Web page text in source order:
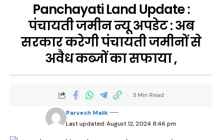
Panchayati Land Update :
पंचायती जमीन न्यू अपडेट : अब
सरकार करेगी पंचायती जमीनों से
अवैध कब्जों का सफाया ,
Last updated: August 12, 2024 8:46 pm
Parvesh Malik
3 Min Read